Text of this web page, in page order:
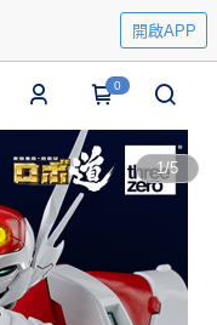
開啟APP
0
1/5